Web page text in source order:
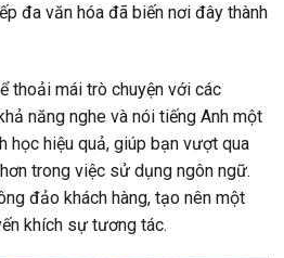
đa văn hóa đã biến nơi đây thành
thoải mái trò chuyện với các
năng nghe và nói tiếng Anh một
học hiệu quả, giúp bạn vượt qua
trong việc sử dụng ngôn ngữ.
đảo khách hàng, tạo nên một
khích sự tương tác.